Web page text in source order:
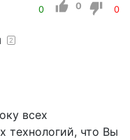
0 0 0
2
всех
технологий, что Вы